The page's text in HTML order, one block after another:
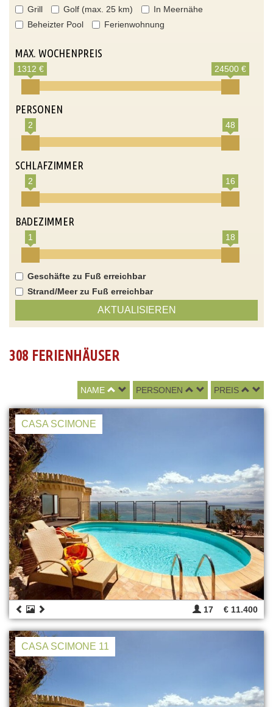
Grill Golf (max. 25 km)
In Meernähe
Beheizter Pool
Ferienwohnung
MAX. WOCHENPREIS
1312 € 24500 €
PERSONEN
2 48
SCHLAFZIMMER
2 16
BADEZIMMER
1 18
Geschäfte zu Fuß erreichbar
Strand/Meer zu Fuß erreichbar
AKTUALISIEREN
308 FERIENHÄUSER
NAME PERSONEN PREIS
CASA SCIMONE
17 € 11.400
CASA SCIMONE 11